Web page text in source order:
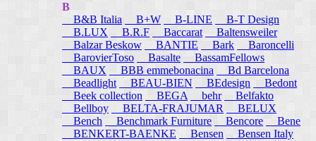
B
B&B Italia
B+W B-LINE
B-T Design
B.LUX
B.R.F Baccarat
Baltensweiler
Balzar Beskow
BANTIE Bark
Baroncelli
BarovierToso
Basalte
BassamFellows
BAUX
BBB emmebonacina
Bd Barcelona
Beadlight
BEAU-BIEN BEdesign
Bedont
Beek collection
BEGA behr
Belfakto
Bellboy
BELTA-FRAJUMAR
BELUX
Bench
Benchmark Furniture Bencore
Bene
BENKERT-BAENKE
Bensen
Bensen Italy